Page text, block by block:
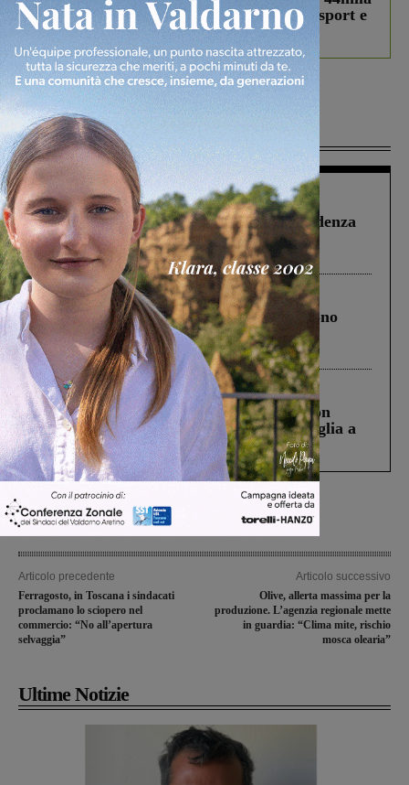
studenti coinvolti, torna il bando per lo sport e
debutta il podcast Estrair
Più lette
Figline Incisa Valdarno 1 Agosto 2026
Piscina di Figline finanziata oltre la scadenza
Pnrr, il gruppo di Fratelli d’Italia: “Un
ringraziamento al Governo”
Cronaca 4 Agosto 2026
Un anno fa la strage in A1 in cui morirono
Gianni, Giulia e Franco. Lo schianto, il
processo, lo stop ai sorpassi fra tir....
Cronaca 3 Agosto 2026
Scomparso da una struttura di Castiglion
Fiorentino l’uomo che aveva ucciso la figlia a
Levane nel 2020
Articolo precedente
Ferragosto, in Toscana i sindacati
proclamano lo sciopero nel
commercio: “No all’apertura
selvaggia”
Articolo successivo
Olive, allerta massima per la
produzione. L’agenzia regionale mette
in guardia: “Clima mite, rischio
mosca olearia”
Ultime Notizie